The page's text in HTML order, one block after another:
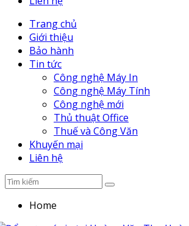
Trang chủ
Giới thiệu
Bảo hành
Tin tức
Công nghệ Máy In
Công nghệ Máy Tính
Công nghệ mới
Thủ thuật Office
Thuế và Công Văn
Khuyến mại
Liên hệ
Home